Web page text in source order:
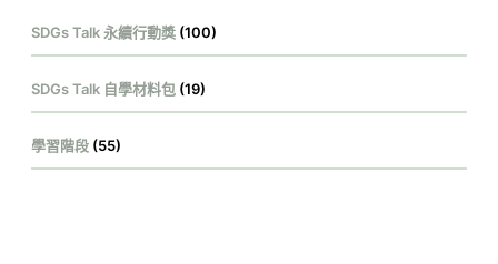
SDGs Talk 永續行動獎 (100)
SDGs Talk 自學材料包 (19)
學習階段 (55)